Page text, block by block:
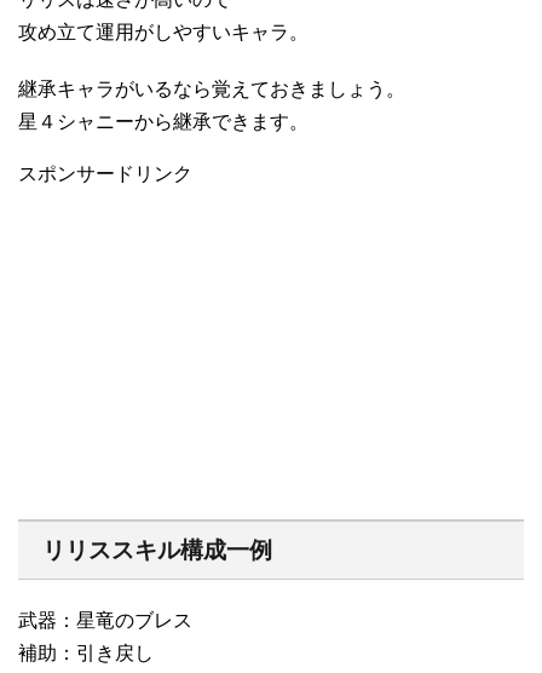
攻め立て運用がしやすいキャラ。
継承キャラがいるなら覚えておきましょう。
星４シャニーから継承できます。
スポンサードリンク
リリススキル構成一例
武器：星竜のブレス
補助：引き戻し